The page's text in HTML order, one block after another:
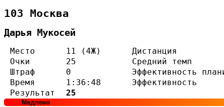
103 Москва
Дарья Мукосей
Место 11 (4Ж)
Дистанция
Очки
25
Средний темп
Штраф
0
Эффективность
Время
1:36:48
Эффективность
Результат
25
Медлено